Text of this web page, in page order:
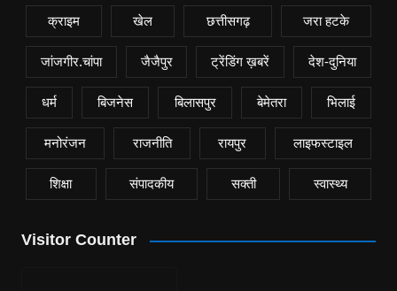
क्राइम खेल छत्तीसगढ़ जरा हटके
जांजगीर.चांपा जैजैपुर ट्रेंडिंग ख़बरें देश-दुनिया
धर्म बिजनेस बिलासपुर बेमेतरा भिलाई
मनोरंजन राजनीति रायपुर लाइफस्टाइल
शिक्षा संपादकीय सक्ती स्वास्थ्य
Visitor Counter